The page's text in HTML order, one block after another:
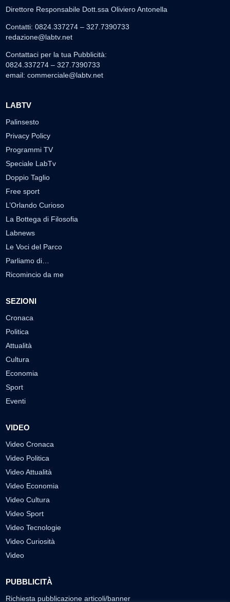
Direttore Responsabile Dott.ssa Oliviero Antonella
Contatti: 0824.337274 – 327.7390733
redazione@labtv.net
Contattaci per la tua Pubblicità:
0824.337274 – 327.7390733
email: commerciale@labtv.net
LABTV
Palinsesto
Privacy Policy
Programmi TV
Speciale LabTv
Doppio Taglio
Free sport
L’Orlando Curioso
La Bottega di Filosofia
Labnews
Le Voci del Parco
Parliamo di…
Ricomincio da me
SEZIONI
Cronaca
Politica
Attualità
Cultura
Economia
Sport
Eventi
VIDEO
Video Cronaca
Video Politica
Video Attualità
Video Economia
Video Cultura
Video Sport
Video Tecnologie
Video Curiosità
Video
PUBBLICITÀ
Richiesta pubblicazione articoli/banner